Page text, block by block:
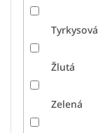
Tyrkysová
Žlutá
Zelená